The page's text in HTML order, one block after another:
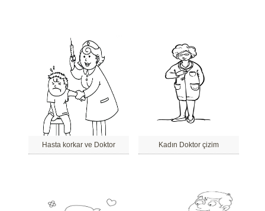
Hasta korkar ve Doktor Kadın Doktor çizim